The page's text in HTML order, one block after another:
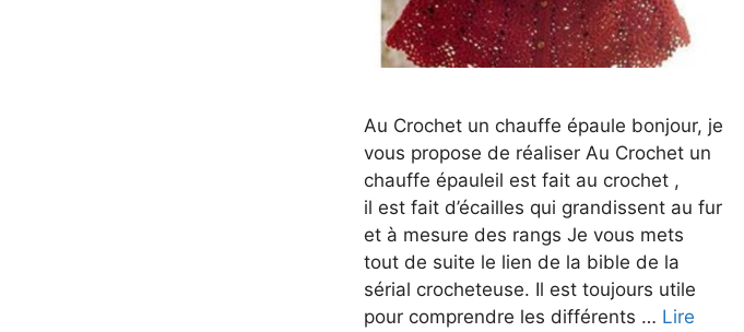
Au Crochet un chauffe épaule bonjour, je
vous propose de réaliser Au Crochet un
chauffe épauleil est fait au crochet ,
il est fait d’écailles qui grandissent au fur
et à mesure des rangs Je vous mets
tout de suite le lien de la bible de la
sérial crocheteuse. Il est toujours utile
pour comprendre les différents … Lire